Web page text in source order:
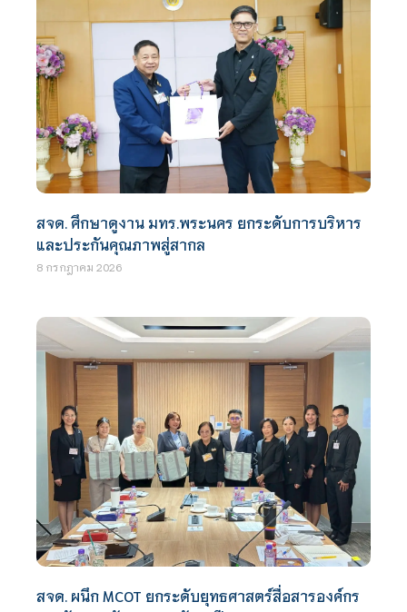
สจด. ศึกษาดูงาน มทร.พระนคร ยกระดับการบริหาร
และประกันคุณภาพสู่สากล
8 กรกฎาคม 2026
สจด. ผนึก MCOT ยกระดับยุทธศาสตร์สื่อสารองค์กร